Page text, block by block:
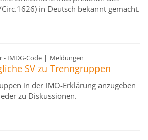
Circ.1626) in Deutsch bekannt gemacht.
- IMDG-Code | Meldungen
SV zu Trenngruppen
in der IMO-Erklärung anzugeben
zu Diskussionen.